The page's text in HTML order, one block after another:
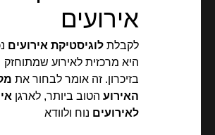
אירועים
לקבלת לוגיסטיקת אירועים
היא מרכזית לאירוע שמתוחזק
בזיכרון. זה אומר לבחור את
האירוע הטוב ביותר, לארגן
לאירועים נוח ולוודא